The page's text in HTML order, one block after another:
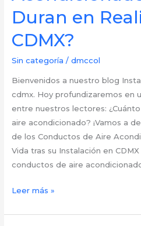
Duran en
CDMX?
Sin categoría /dmccol
Bienvenidos a nuestro blog
cdmx. Hoy profundizaremos en
entre nuestros lectores:
aire acondicionado? ¡Vamos a
de los Conductos de Aire
Vida tras su Instalación en
conductos de aire
Longevidad
los
Leer más »